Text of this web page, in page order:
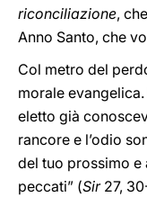
riconciliazione,
Anno Santo, che
Col metro del
morale
eletto già
rancore e l’odio
del tuo prossimo e
peccati” (Sir27,